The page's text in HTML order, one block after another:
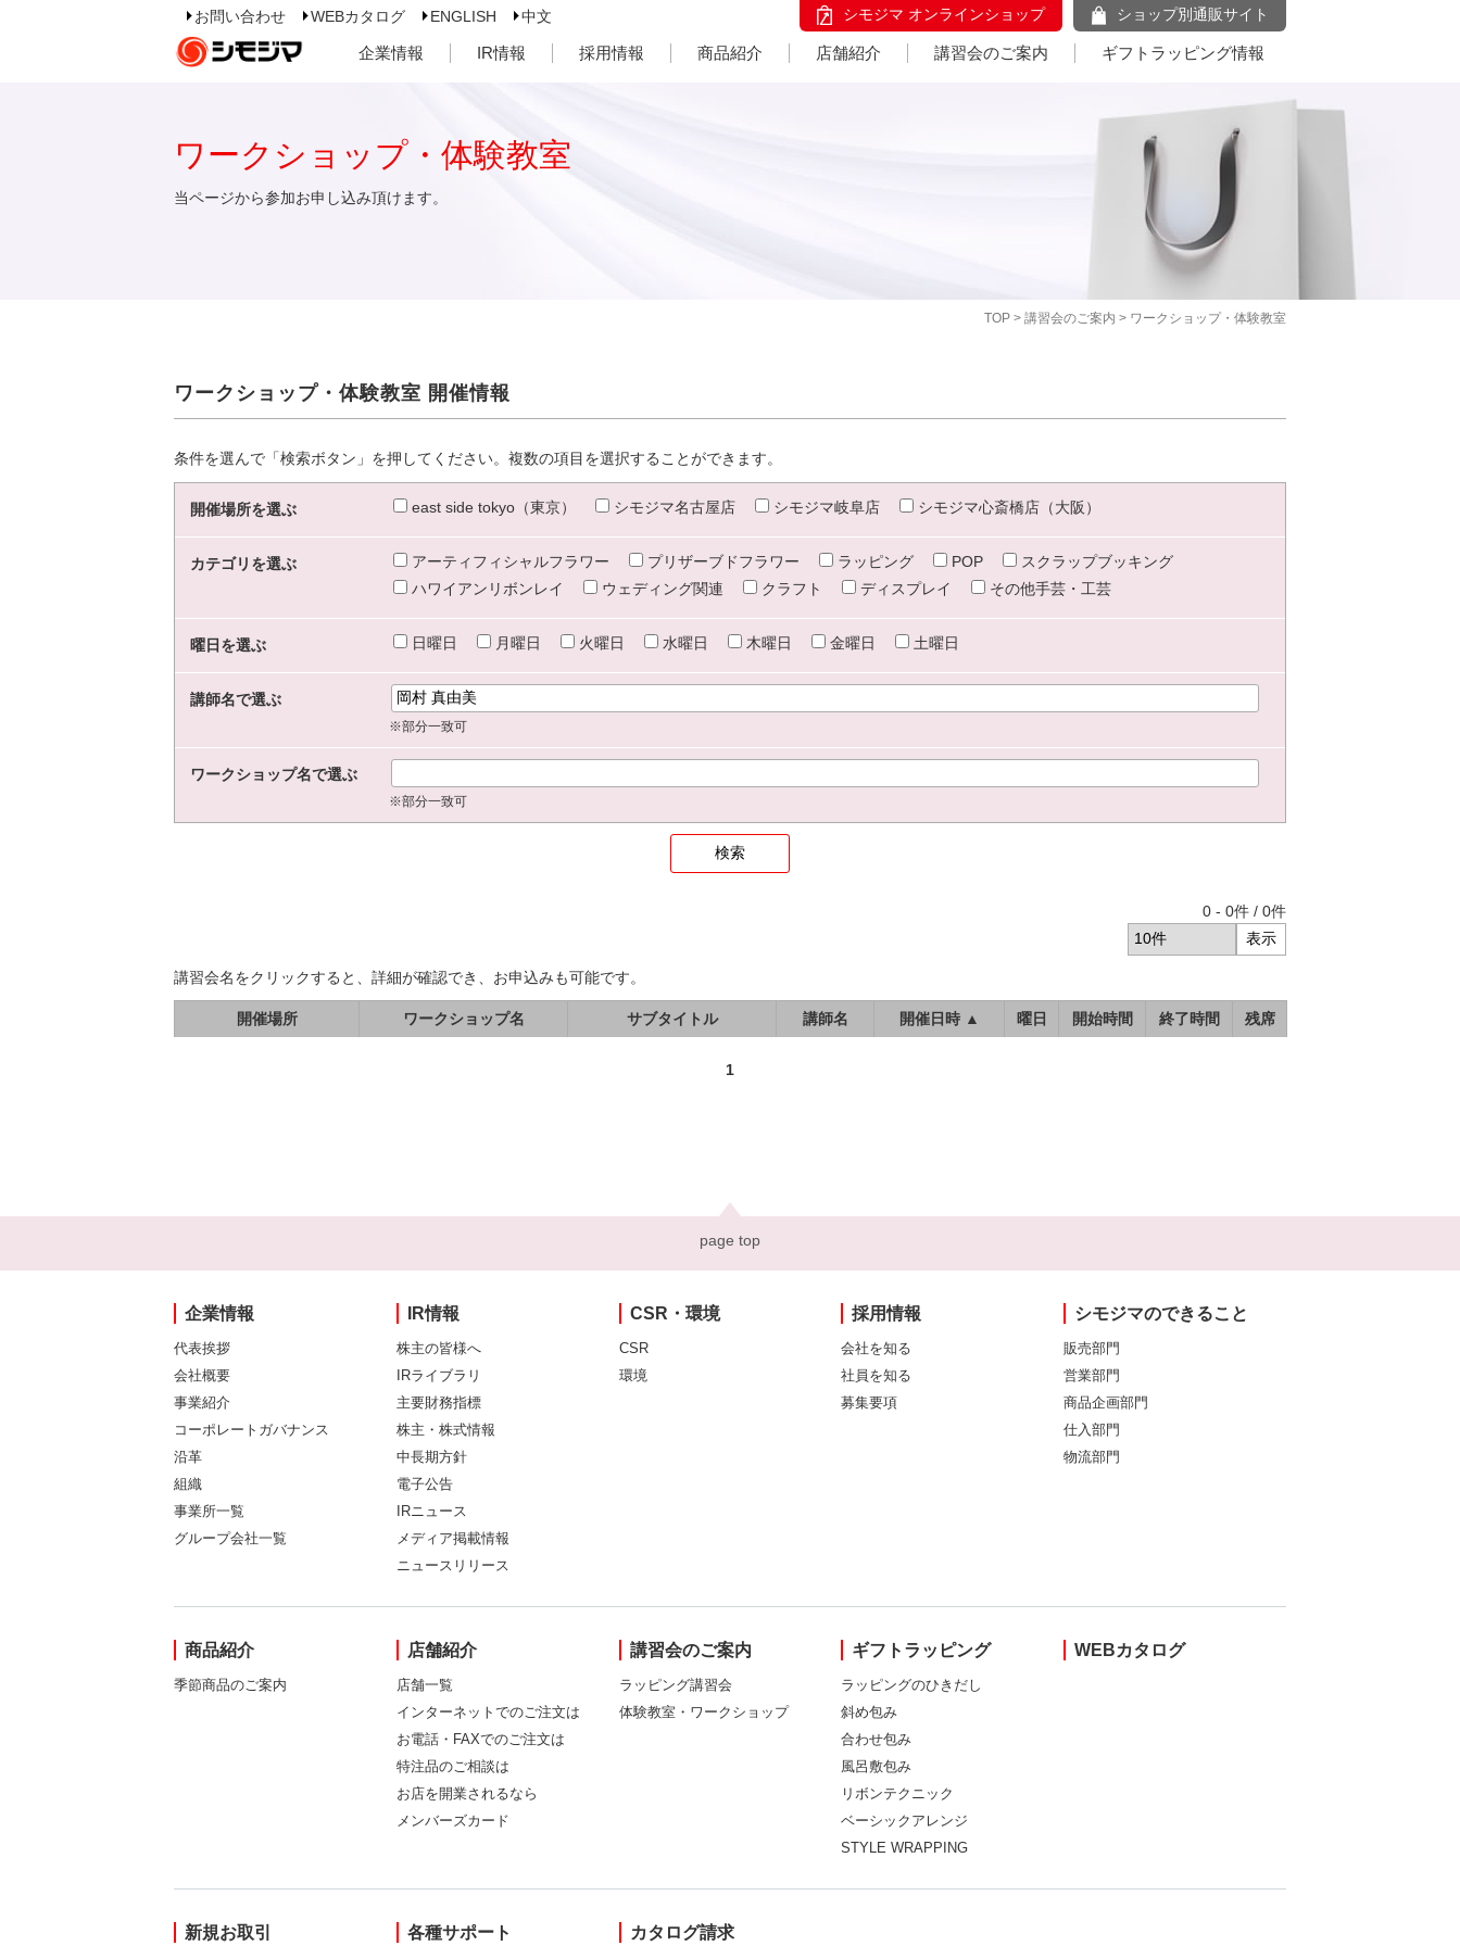
お問い合わせ WEBカタログ ENGLISH 中文 シモジマ オンラインショップ ショップ別通販サイト
企業情報 IR情報 採用情報 商品紹介 店舗紹介 講習会のご案内 ギフトラッピング情報
TOP > 講習会のご案内 > ワークショップ・体験教室
ワークショップ・体験教室
当ページから参加お申し込み頂けます。
ワークショップ・体験教室 開催情報
条件を選んで「検索ボタン」を押してください。複数の項目を選択することができます。
開催場所を選ぶ east side tokyo（東京） シモジマ名古屋店 シモジマ岐阜店 シモジマ心斎橋店（大阪）
カテゴリを選ぶ アーティフィシャルフラワー プリザーブドフラワー ラッピング POP
スクラップブッキング
ハワイアンリボンレイ
ウェディング関連 クラフト ディスプレイ その他手芸・工芸
曜日を選ぶ 日曜日 月曜日 火曜日 水曜日 木曜日 金曜日 土曜日
講師名で選ぶ
※部分一致可
ワークショップ名で選ぶ
※部分一致可
0 - 0件 / 0件
講習会名をクリックすると、詳細が確認でき、お申込みも可能です。
開催場所 ワークショップ名 サブタイトル 講師名 開催日時 ▲ 曜日 開始時間 終了時間 残席
1
page top
企業情報
代表挨拶
会社概要
事業紹介
コーポレートガバナンス
沿革
組織
事業所一覧
グループ会社一覧
IR情報
株主の皆様へ
IRライブラリ
主要財務指標
株主・株式情報
中長期方針
電子公告
IRニュース
メディア掲載情報
ニュースリリース
CSR・環境
CSR
環境
採用情報
会社を知る
社員を知る
募集要項
シモジマのできること
販売部門
営業部門
商品企画部門
仕入部門
物流部門
商品紹介
季節商品のご案内
店舗紹介
店舗一覧
インターネットでのご注文は
お電話・FAXでのご注文は
特注品のご相談は
お店を開業されるなら
メンバーズカード
講習会のご案内
ラッピング講習会
体験教室・ワークショップ
ギフトラッピング
ラッピングのひきだし
斜め包み
合わせ包み
風呂敷包み
リボンテクニック
ベーシックアレンジ
STYLE WRAPPING
WEBカタログ
新規お取引 各種サポート カタログ請求